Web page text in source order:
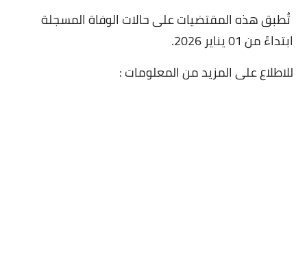
تُطبق هذه المقتضيات على حالات الوفاة المسجلة
ابتداءً من 01 يناير 2026.
للاطلاع على المزيد من المعلومات :